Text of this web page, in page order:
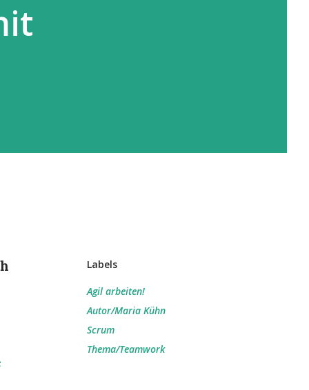
Labels
Agil arbeiten!
Autor/Maria Kühn
Scrum
Thema/Teamwork